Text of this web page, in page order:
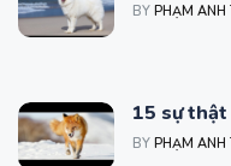
BY PHẠM ANH
15 sự thật
BY PHẠM ANH